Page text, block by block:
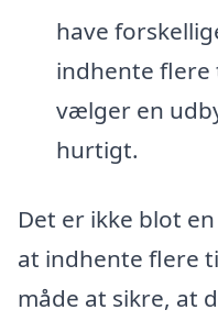
have
indhente flere
vælger en
hurtigt.
Det er ikke blot
at indhente flere
måde at sikre, at